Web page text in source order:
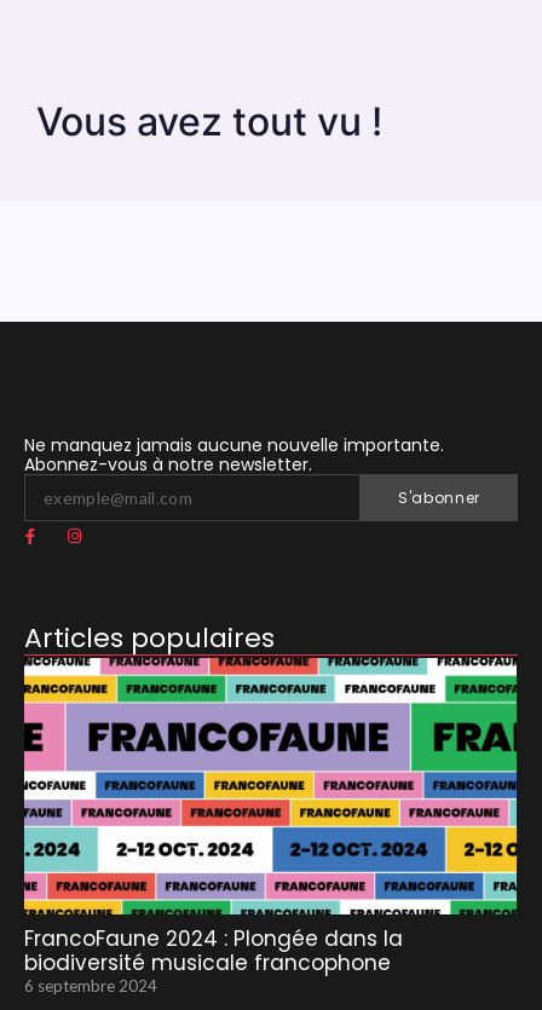
Vous avez tout vu !
Ne manquez jamais aucune nouvelle importante.
Abonnez-vous à notre newsletter.
S'abonner
Articles populaires
FrancoFaune 2024 : Plongée dans la
biodiversité musicale francophone
6 septembre 2024